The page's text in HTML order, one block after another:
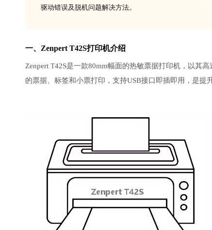
驱动错误及脱机问题解决方法。
一、Zenpert T42S打印机介绍
Zenpert T42S是一款80mm幅面的热敏票据打印机，以其
的票据、标签和小票打印，支持USB接口即插即用，是提